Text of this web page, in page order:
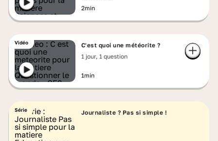
2min
Vidéo
C'est quoi une météorite ?
1 jour, 1 question
1min
Série Journaliste ? Pas si simple !